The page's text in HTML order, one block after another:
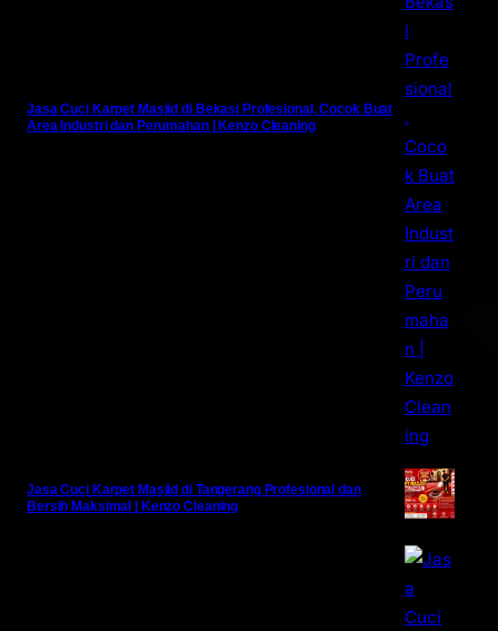
Jasa Cuci Karpet Masjid di Bekasi Profesional, Cocok Buat
Area Industri dan Perumahan | Kenzo Cleaning
Jasa Cuci Karpet Masjid di Tangerang Profesional dan
Bersih Maksimal | Kenzo Cleaning